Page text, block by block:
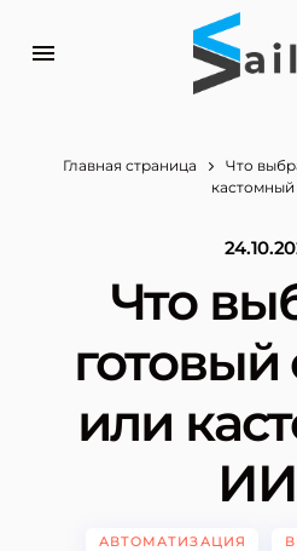
Главная страница
Что
Что
готовый
или
АВТОМАТИЗАЦИЯ